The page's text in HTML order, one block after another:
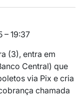
19:37
(3), entra em
Central) que
via Pix e cria
chamada